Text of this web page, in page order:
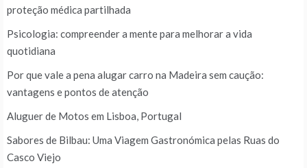
proteção médica partilhada
Psicologia: compreender a mente para melhorar a vida
quotidiana
Por que vale a pena alugar carro na Madeira sem caução:
vantagens e pontos de atenção
Aluguer de Motos em Lisboa, Portugal
Sabores de Bilbau: Uma Viagem Gastronómica pelas Ruas do
Casco Viejo